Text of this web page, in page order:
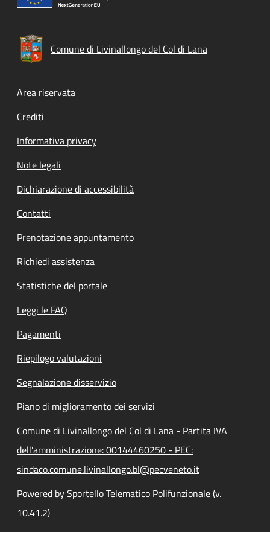
Comune di Livinallongo del Col di Lana
Footer menu
Area riservata
Crediti
Informativa privacy
Note legali
Dichiarazione di accessibilità
Contatti
Prenotazione appuntamento
Richiedi assistenza
Statistiche del portale
Leggi le FAQ
Pagamenti
Riepilogo valutazioni
Segnalazione disservizio
Piano di miglioramento dei servizi
Comune di Livinallongo del Col di Lana - Partita IVA
dell'amministrazione: 00144460250 - PEC:
sindaco.comune.livinallongo.bl@pecveneto.it
Powered by Sportello Telematico Polifunzionale (v.
10.41.2)